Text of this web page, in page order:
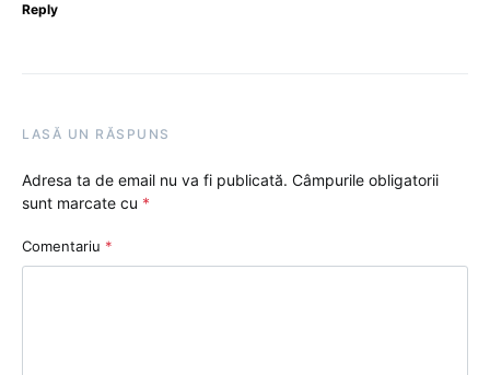
Reply
LASĂ UN RĂSPUNS
Adresa ta de email nu va fi publicată. Câmpurile obligatorii
sunt marcate cu *
Comentariu *